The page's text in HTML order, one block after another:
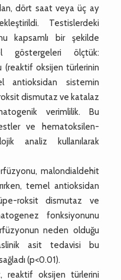
dört saat veya üç ay
Testislerdeki
kapsamlı bir şekilde
göstergeleri ölçtük:
(reaktif oksijen türlerinin
antioksidan sistemin
dismutaz ve katalaz
verimlilik. Bu
ve hematoksilen-
analiz kullanılarak
malondialdehit
temel antioksidan
roksit dismutaz ve
fonksiyonunu
neden olduğu
asit tedavisi bu
(p<0.01).
reaktif oksijen türlerini